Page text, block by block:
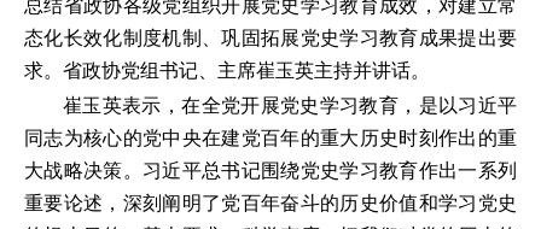
总结省政协各级党组织开展党史学习教育成效，对建立常
态化长效化制度机制、巩固拓展党史学习教育成果提出要
求。省政协党组书记、主席崔玉英主持并讲话。
崔玉英表示，在全党开展党史学习教育，是以习近平
同志为核心的党中央在建党百年的重大历史时刻作出的重
大战略决策。习近平总书记围绕党史学习教育作出一系列
重要论述，深刻阐明了党百年奋斗的历史价值和学习党史